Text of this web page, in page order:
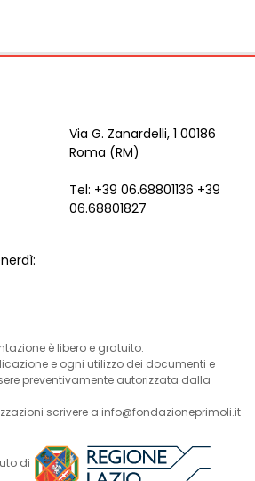
Via G. Zanardelli, 1 00186
Roma (RM)
Tel: +39 06.68801136 +39
06.68801827
è libero e gratuito.
e ogni utilizzo dei documenti e
preventivamente autorizzata dalla
scrivere a info@fondazioneprimoli.it
di